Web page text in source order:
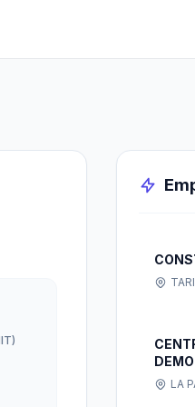
LA